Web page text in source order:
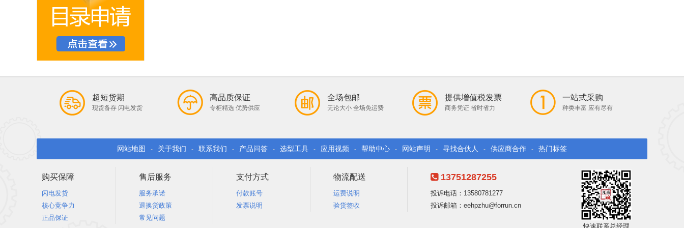
超短货期
现货备存 闪电发货
高品质保证
专柜精选 优势供应
全场包邮
无论大小 全场免运费
提供增值税发票
商务凭证 省时省力
一站式采购
种类丰富 应有尽有
网站地图 - 关于我们 - 联系我们 - 产品问答 - 选型工具 - 应用视频 - 帮助中心 - 网站声明 - 寻找合伙人 - 供应商合作 - 热门标签
购买保障
闪电发货
核心竞争力
正品保证
售后服务
服务承诺
退换货政策
常见问题
支付方式
付款账号
发票说明
物流配送
运费说明
验货签收
13751287255
投诉电话：13580781277
投诉邮箱：eehpzhu@forrun.cn
快速联系总经理